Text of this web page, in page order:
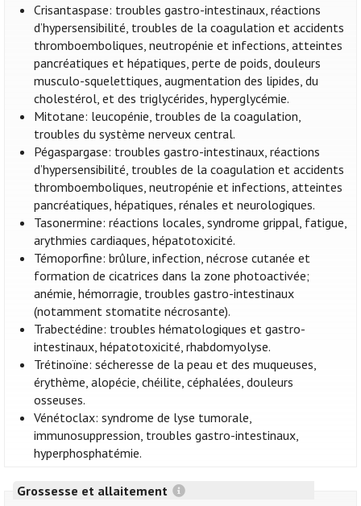
Crisantaspase: troubles gastro-intestinaux, réactions
d’hypersensibilité, troubles de la coagulation et accidents
thromboemboliques, neutropénie et infections, atteintes
pancréatiques et hépatiques, perte de poids, douleurs
musculo-squelettiques, augmentation des lipides, du
cholestérol, et des triglycérides, hyperglycémie.
Mitotane: leucopénie, troubles de la coagulation,
troubles du système nerveux central.
Pégaspargase: troubles gastro-intestinaux, réactions
d’hypersensibilité, troubles de la coagulation et accidents
thromboemboliques, neutropénie et infections, atteintes
pancréatiques, hépatiques, rénales et neurologiques.
Tasonermine: réactions locales, syndrome grippal, fatigue,
arythmies cardiaques, hépatotoxicité.
Témoporfine: brûlure, infection, nécrose cutanée et
formation de cicatrices dans la zone photoactivée;
anémie, hémorragie, troubles gastro-intestinaux
(notamment stomatite nécrosante).
Trabectédine: troubles hématologiques et gastro-
intestinaux, hépatotoxicité, rhabdomyolyse.
Trétinoïne: sécheresse de la peau et des muqueuses,
érythème, alopécie, chéilite, céphalées, douleurs
osseuses.
Vénétoclax: syndrome de lyse tumorale,
immunosuppression, troubles gastro-intestinaux,
hyperphosphatémie.
Grossesse et allaitement